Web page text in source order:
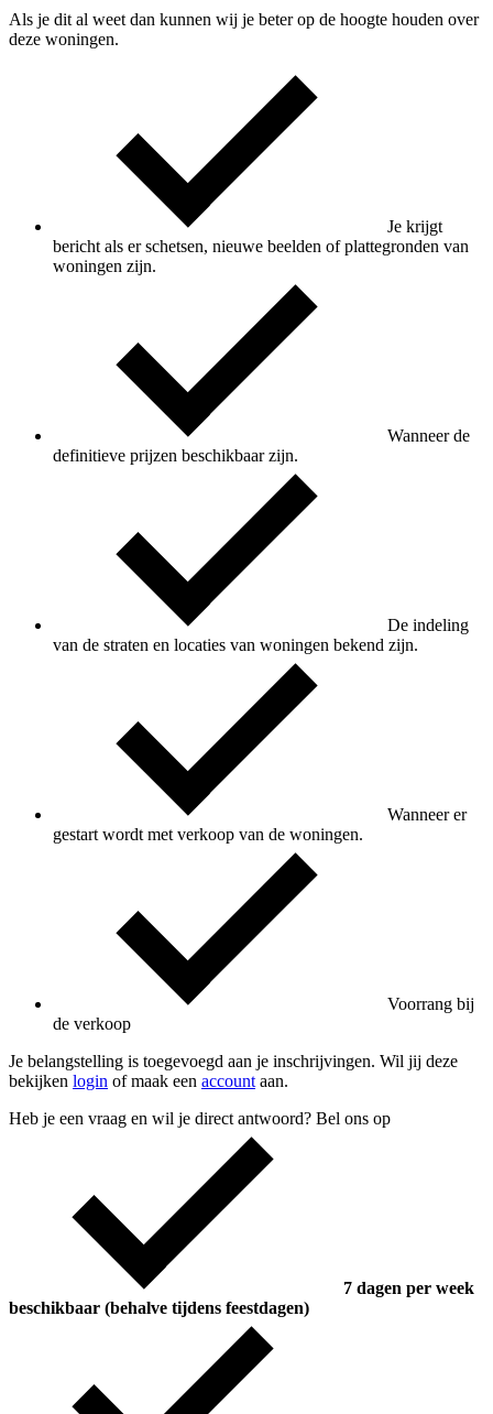
Als je dit al weet dan kunnen wij je beter op de hoogte houden over
deze woningen.
Je krijgt
bericht als er schetsen, nieuwe beelden of plattegronden van
woningen zijn.
Wanneer de
definitieve prijzen beschikbaar zijn.
De indeling
van de straten en locaties van woningen bekend zijn.
Wanneer er
gestart wordt met verkoop van de woningen.
Voorrang bij
de verkoop
Je belangstelling is toegevoegd aan je inschrijvingen. Wil jij deze
bekijken login of maak een account aan.
Heb je een vraag en wil je direct antwoord? Bel ons op
7 dagen per week
beschikbaar (behalve tijdens feestdagen)